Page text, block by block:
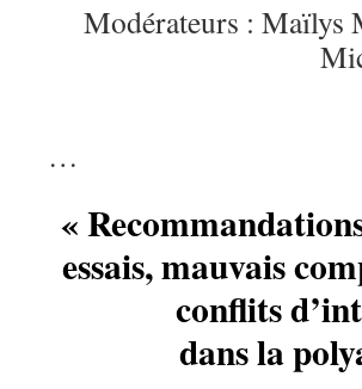
Modérateurs :
…
«
essais, mauvais
conflits
dans la